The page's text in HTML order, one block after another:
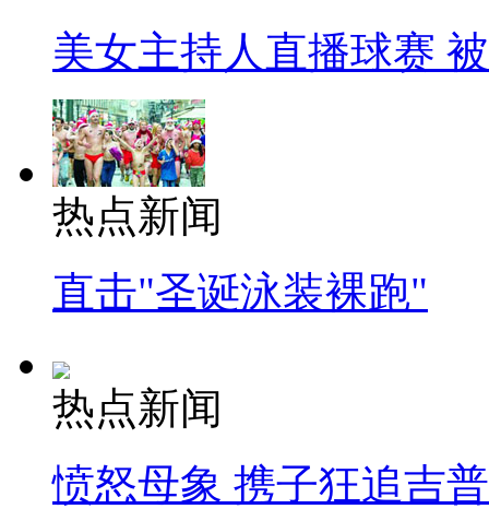
美女主持人直播球赛
热点新闻
直击"圣诞泳装裸跑"
热点新闻
愤怒母象 携子狂追吉